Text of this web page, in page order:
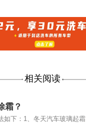
相关阅读
霜？
如下：1、冬天汽车玻璃起霜